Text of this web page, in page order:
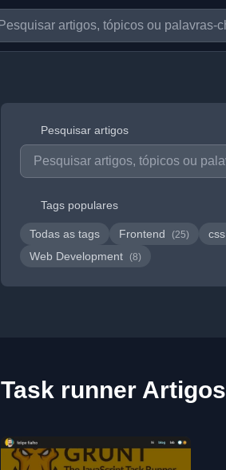
Pesquisar artigos
Tags populares
Todas as tags Frontend (25) css
Web Development (8)
Task runner Artigos